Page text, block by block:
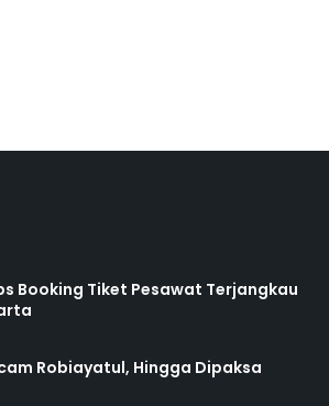
Booking Tiket Pesawat Terjangkau
Robiayatul, Hingga Dipaksa